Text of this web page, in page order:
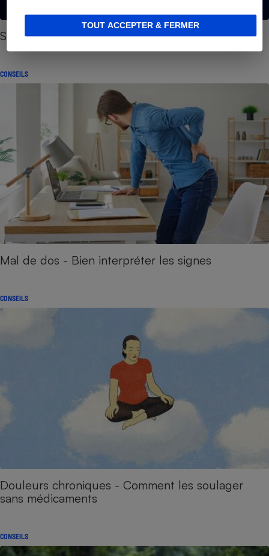
TOUT ACCEPTER & FERMER
Santé - Faire face au mal de dos
CONSEILS
Mal de dos - Bien interpréter les signes
CONSEILS
Douleurs chroniques - Comment les soulager
sans médicaments
CONSEILS